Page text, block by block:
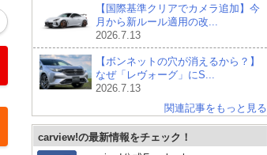
【国際基準クリアでカメラ追加】今
月から新ルール適用の改...
2026.7.13
【ボンネットの穴が消えるから？】
なぜ「レヴォーグ」にS...
2026.7.13
関連記事をもっと見る
carview!の最新情報をチェック！